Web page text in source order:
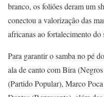
branco, os foliões deram um
conectou a valorização das
africanas ao fortalecimento do
Para garantir o samba no pé
ala de canto com Bira
(Partido Popular), Marco